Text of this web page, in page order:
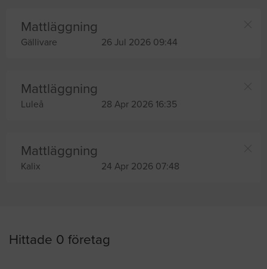
Mattläggning
Gällivare 26 Jul 2026 09:44
Mattläggning
Luleå 28 Apr 2026 16:35
Mattläggning
Kalix 24 Apr 2026 07:48
Hittade 0 företag